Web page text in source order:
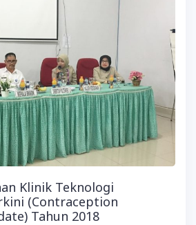
Klinik Teknologi
(Contraception
Tahun 2018